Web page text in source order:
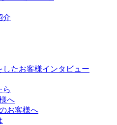
介
たお客様インタビュー
ら
へ
お客様へ